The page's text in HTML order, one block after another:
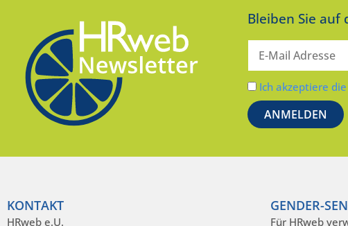
Bleiben Sie auf
Ich akzeptiere
KONTAKT
HRweb e.U.
GENDER-
Für HRweb